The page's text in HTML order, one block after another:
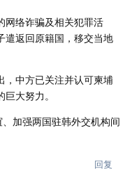
网络诈骗及相关犯罪活
遣返回原籍国，移交当地
，中方已关注并认可柬埔
大努力。
加强两国驻韩外交机构间
回复